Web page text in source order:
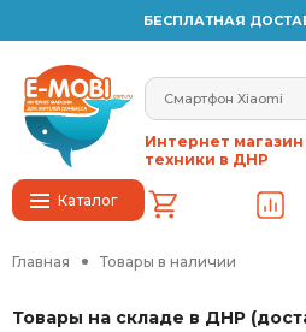
БЕСПЛАТНАЯ
Каталог
Интернет
техники в ДНР
Главная Товары в наличии
Товары на складе в ДНР